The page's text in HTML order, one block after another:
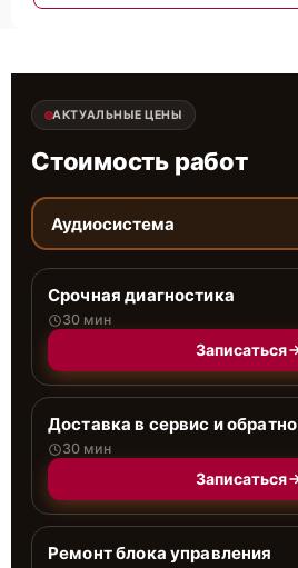
АКТУАЛЬНЫЕ ЦЕНЫ
Стоимость работ
Аудиосистема
Срочная диагностика
30 мин
Записаться
Доставка в сервис и обратно
30 мин
Записаться
Ремонт блока управления